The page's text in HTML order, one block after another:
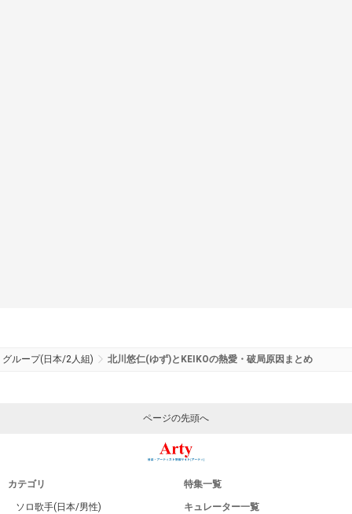
グループ(日本/2人組) 北川悠仁(ゆず)とKEIKOの熱愛・破局原因まとめ
ページの先頭へ
カテゴリ
ソロ歌手(日本/男性)
特集一覧
キュレーター一覧